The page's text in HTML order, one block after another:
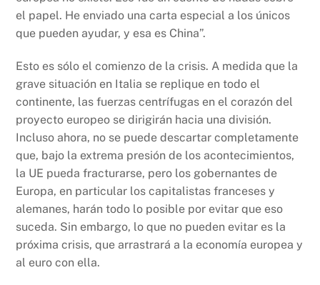
el papel. He enviado una carta especial a los únicos
que pueden ayudar, y esa es China”.
Esto es sólo el comienzo de la crisis. A medida que la
grave situación en Italia se replique en todo el
continente, las fuerzas centrífugas en el corazón del
proyecto europeo se dirigirán hacia una división.
Incluso ahora, no se puede descartar completamente
que, bajo la extrema presión de los acontecimientos,
la UE pueda fracturarse, pero los gobernantes de
Europa, en particular los capitalistas franceses y
alemanes, harán todo lo posible por evitar que eso
suceda. Sin embargo, lo que no pueden evitar es la
próxima crisis, que arrastrará a la economía europea y
al euro con ella.